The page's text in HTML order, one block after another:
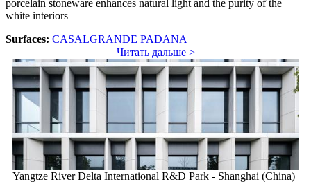
porcelain stoneware enhances natural light and the purity of the
white interiors
Surfaces: CASALGRANDE PADANA
Читать дальше >
Yangtze River Delta International R&D Park - Shanghai (China)